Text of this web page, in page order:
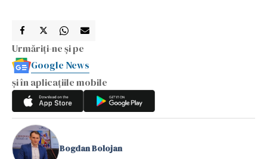
Urmăriți-ne și pe
Google News
și în aplicațiile mobile
Bogdan Bolojan